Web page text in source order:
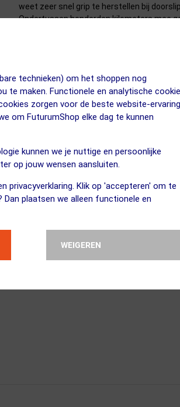
technieken) om het shoppen nog
te maken. Functionele en analytische
zorgen voor de beste website-
om FuturumShop elke dag te kunnen
kunnen we je nuttige en persoonlijke
op jouw wensen aansluiten.
privacyverklaring. Klik op 'accepteren' om te
Dan plaatsen we alleen functionele en
WEIGEREN
weet zeer snel grip te herstellen bij
Ondertussen honderden kilometers mee
Ik heb bij mijn 29'er de voor en
als droog zand.
Ook op het asfalt loopt de band ligt.
goede snelle en fijne band met goede
bredere inzet zowel droog als nat dat